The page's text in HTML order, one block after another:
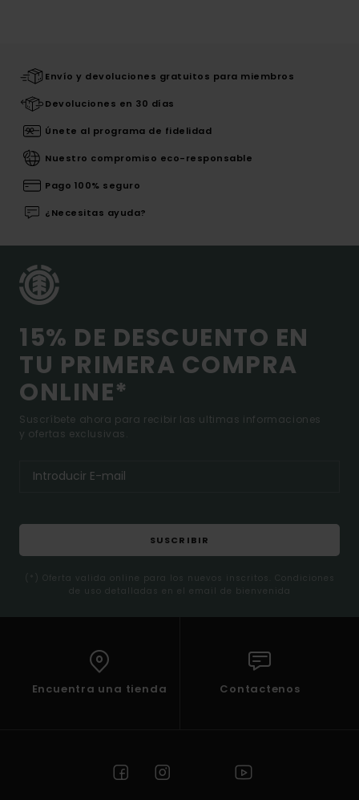
Envío y devoluciones gratuitos para miembros
Devoluciones en 30 días
Únete al programa de fidelidad
Nuestro compromiso eco-responsable
Pago 100% seguro
¿Necesitas ayuda?
15% DE DESCUENTO EN
TU PRIMERA COMPRA
ONLINE*
Suscríbete ahora para recibir las ultimas informaciones
y ofertas exclusivas.
SUSCRIBIR
(*) Oferta valida online para los nuevos inscritos. Condiciones
de uso detalladas en el email de bienvenida
Encuentra una tienda Contactenos